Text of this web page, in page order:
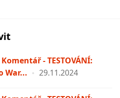
Komentář - TESTOVÁNÍ:
War...
29.11.2024